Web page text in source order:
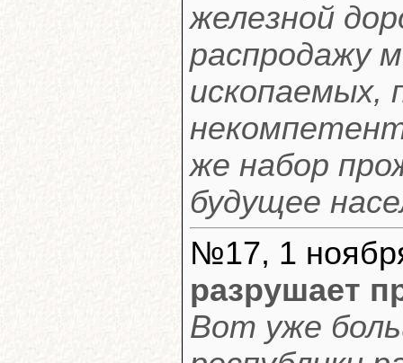
железной
распродажу
же набор
будущее
№17, 1
разрушает
Вот уже